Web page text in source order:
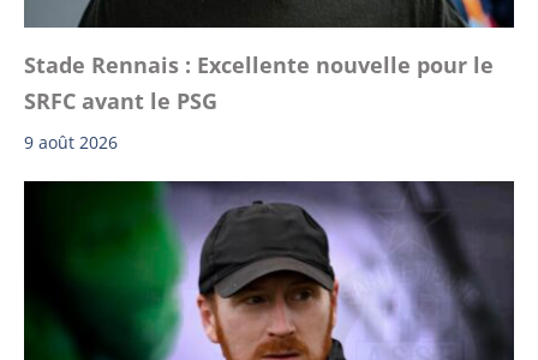
Stade Rennais : Excellente nouvelle pour le
SRFC avant le PSG
9 août 2026